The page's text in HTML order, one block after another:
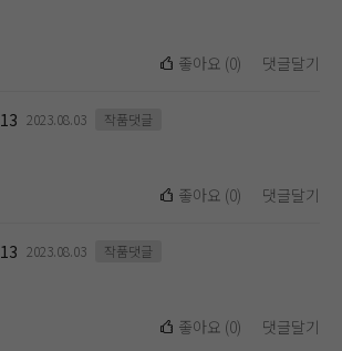
좋아요 (0) 댓글달기
2023.08.03 작품댓글
좋아요 (0) 댓글달기
2023.08.03 작품댓글
좋아요 (0) 댓글달기